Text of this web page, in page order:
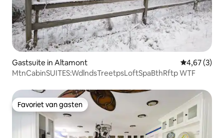
Gastsuite in Altamont
4,67 (3)
MtnCabinSUITES:WdlndsTreetpsLoftSpaBthRftp WTF
Favoriet van gasten
Favoriet van gasten